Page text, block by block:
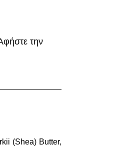
την
(Shea) Butter,